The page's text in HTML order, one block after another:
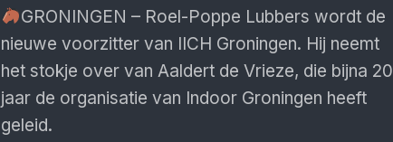
GRONINGEN – Roel-Poppe Lubbers wordt de
nieuwe voorzitter van IICH Groningen. Hij neemt
het stokje over van Aaldert de Vrieze, die bijna 20
jaar de organisatie van Indoor Groningen heeft
geleid.